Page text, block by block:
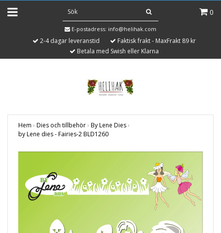
0
E-postadress: info@helihak.com
2-4 dagar leveranstid
Faktisk frakt - MaxFrakt 89 kr
Betala med Swish eller Klarna
Hem › Dies och tillbehör› By Lene Dies›
by Lene dies - Fairies-2 BLD1260